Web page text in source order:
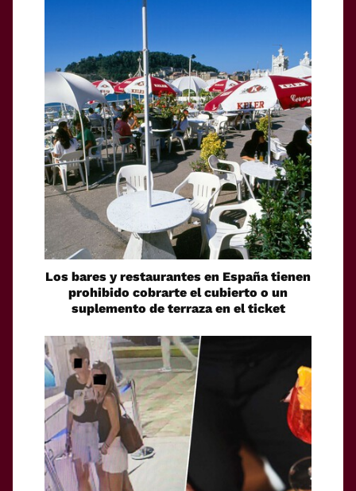
Los bares y restaurantes en España tienen
prohibido cobrarte el cubierto o un
suplemento de terraza en el ticket